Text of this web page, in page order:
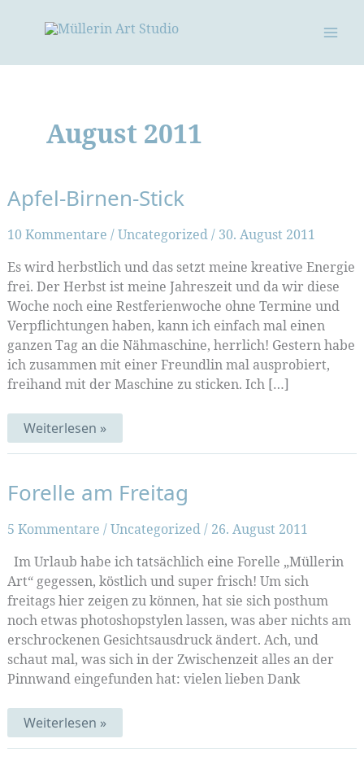
August 2011
Apfel-Birnen-Stick
10 Kommentare /Uncategorized/ 30. August 2011
Es wird herbstlich und das setzt meine kreative Energie
frei. Der Herbst ist meine Jahreszeit und da wir diese
Woche noch eine Restferienwoche ohne Termine und
Verpflichtungen haben, kann ich einfach mal einen
ganzen Tag an die Nähmaschine, herrlich! Gestern habe
ich zusammen mit einer Freundlin mal ausprobiert,
freihand mit der Maschine zu sticken. Ich […]
Apfel-
Birnen-
Stick
Weiterlesen »
Forelle am Freitag
5 Kommentare /Uncategorized/ 26. August 2011
Im Urlaub habe ich tatsächlich eine Forelle „Müllerin
Art“ gegessen, köstlich und super frisch! Um sich
freitags hier zeigen zu können, hat sie sich posthum
noch etwas photoshopstylen lassen, was aber nichts am
erschrockenen Gesichtsausdruck ändert. Ach, und
schaut mal, was sich in der Zwischenzeit alles an der
Pinnwand eingefunden hat: vielen lieben Dank
Forelle
am
Freitag
Weiterlesen »